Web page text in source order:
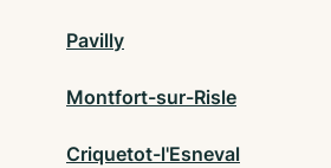
Pavilly
Montfort-sur-Risle
Criquetot-l'Esneval